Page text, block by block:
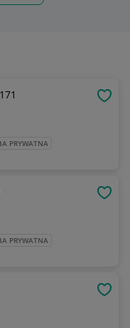
PRYWATNA
PRYWATNA